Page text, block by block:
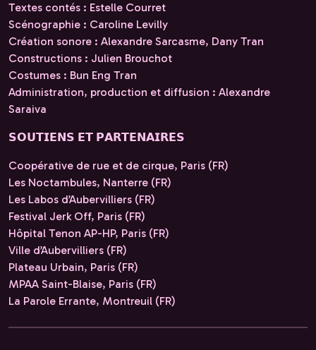
Textes contés : Estelle Courret
Scénographie : Caroline Levilly
Création sonore : Alexandre Sarcasme, Dany Tran
Constructions : Julien Brouchot
Costumes : Bun Eng Tran
Administration, production et diffusion : Alexandre
Saraiva
𝗦𝗢𝗨𝗧𝗜𝗘𝗡𝗦 𝗘𝗧 𝗣𝗔𝗥𝗧𝗘𝗡𝗔𝗜𝗥𝗘𝗦
Coopérative de rue et de cirque, Paris (FR)
Les Noctambules, Nanterre (FR)
Les Labos d’Aubervilliers (FR)
Festival Jerk Off, Paris (FR)
Hôpital Tenon AP-HP, Paris (FR)
Ville d’Aubervilliers (FR)
Plateau Urbain, Paris (FR)
MPAA Saint-Blaise, Paris (FR)
La Parole Errante, Montreuil (FR)